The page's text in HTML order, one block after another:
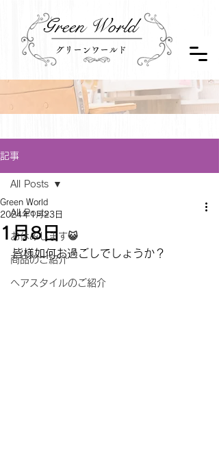
Green World
グリーンワールド
記事
All Posts
お休みします😺
商品のご紹介
ヘアスタイルのご紹介
All Posts
1月8日
Green World
2024年1月23日
皆様如何お過ごしでしょうか？